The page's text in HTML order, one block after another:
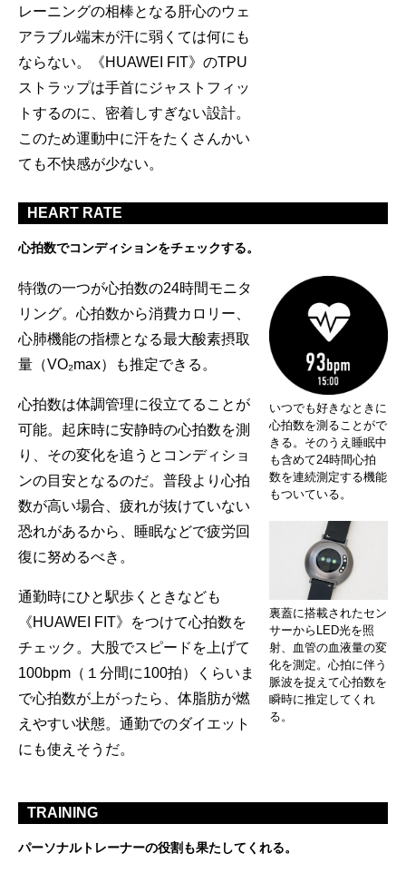
レーニングの相棒となる肝心のウェ
アラブル端末が汗に弱くては何にも
ならない。《HUAWEI FIT》のTPU
ストラップは手首にジャストフィッ
トするのに、密着しすぎない設計。
このため運動中に汗をたくさんかい
ても不快感が少ない。
HEART RATE
心拍数でコンディションをチェックする。
特徴の一つが心拍数の24時間モニタ
リング。心拍数から消費カロリー、
心肺機能の指標となる最大酸素摂取
量（VO₂max）も推定できる。
心拍数は体調管理に役立てることが
可能。起床時に安静時の心拍数を測
り、その変化を追うとコンディショ
ンの目安となるのだ。普段より心拍
数が高い場合、疲れが抜けていない
恐れがあるから、睡眠などで疲労回
復に努めるべき。
通勤時にひと駅歩くときなども
《HUAWEI FIT》をつけて心拍数を
チェック。大股でスピードを上げて
100bpm（１分間に100拍）くらいま
で心拍数が上がったら、体脂肪が燃
えやすい状態。通勤でのダイエット
にも使えそうだ。
いつでも好きなときに
心拍数を測ることがで
きる。そのうえ睡眠中
も含めて24時間心拍
数を連続測定する機能
もついている。
裏蓋に搭載されたセン
サーからLED光を照
射、血管の血液量の変
化を測定。心拍に伴う
脈波を捉えて心拍数を
瞬時に推定してくれ
る。
TRAINING
パーソナルトレーナーの役割も果たしてくれる。